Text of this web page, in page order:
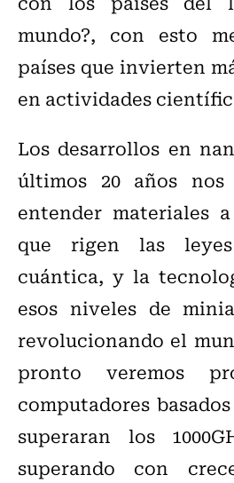
mundo?, con esto
países que invierten
en actividades
Los desarrollos en
últimos 20 años
entender materiales
que rigen las
cuántica, y la
esos niveles de
revolucionando el
pronto veremos
computadores
superaran los
superando con